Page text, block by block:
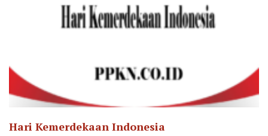
Hari Kemerdekaan Indonesia